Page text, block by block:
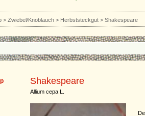
> Zwiebel/Knoblauch > Herbststeckgut > Shakespeare
Shakespeare
Allium cepa L.